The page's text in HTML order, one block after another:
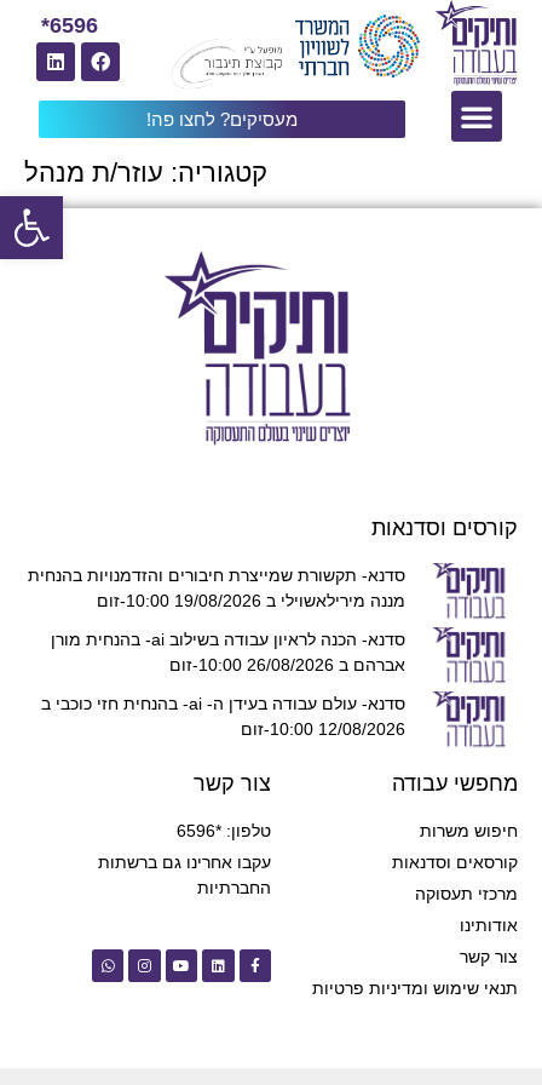
מעסיקים? לחצו פה!
6596*
קטגוריה: עוזר/ת מנהל
קורסים וסדנאות
סדנא- תקשורת שמייצרת חיבורים והזדמנויות בהנחית
מננה מירילאשוילי ב 19/08/2026 10:00-זום
סדנא- הכנה לראיון עבודה בשילוב ai- בהנחית מורן
אברהם ב 26/08/2026 10:00-זום
סדנא- עולם עבודה בעידן ה- ai- בהנחית חזי כוכבי ב
12/08/2026 10:00-זום
מחפשי עבודה
חיפוש משרות
קורסאים וסדנאות
מרכזי תעסוקה
אודותינו
צור קשר
תנאי שימוש ומדיניות פרטיות
צור קשר
טלפון: *6596
עקבו אחרינו גם ברשתות
החברתיות